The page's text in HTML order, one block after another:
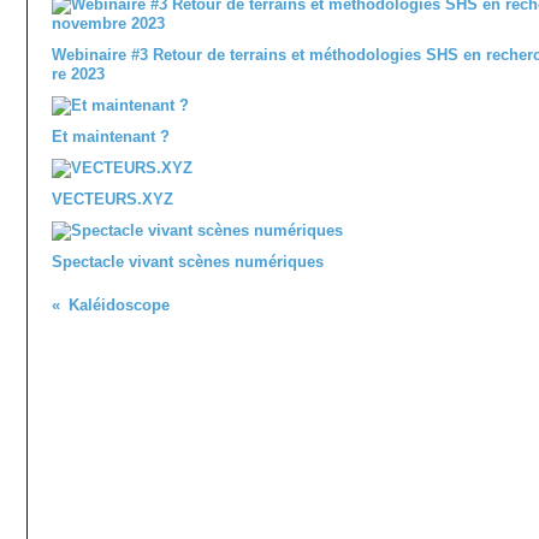
Webinaire #3 Retour de terrains et méthodologies SHS en
re 2023
Et maintenant ?
VECTEURS.XYZ
Spectacle vivant scènes numériques
Kaléidoscope